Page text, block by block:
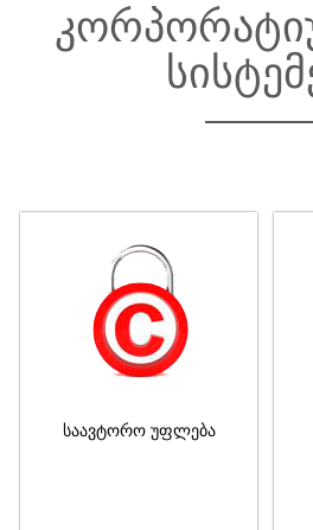
საავტორო უფლება